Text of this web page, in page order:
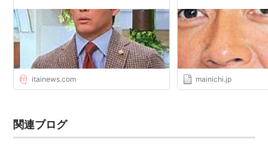
itainews.com mainichi.jp
関連ブログ